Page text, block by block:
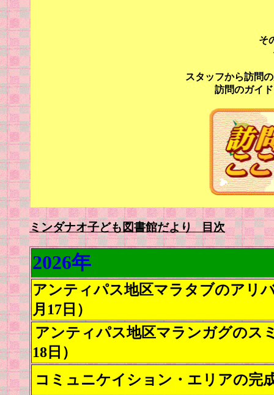
そ
スタッフから訪問
訪問のガイ
ミンダナオ子ども図書館だより 目次
2026年
アンティパス地区マラタブのアリ
月17日）
アンティパス地区マランガグのス
18日）
コミュニケイション・エリアの完